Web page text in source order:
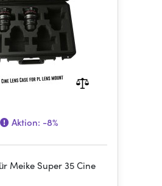
Aktion: -8%
Meike Super 35 Cine